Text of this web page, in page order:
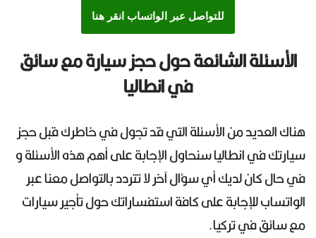
للتواصل عبر الواتساب انقر هنا
الأسئلة الشائعة حول حجز سيارة مع سائق
في انطاليا
هناك العديد من الأسئلة التي قد تجول في خاطرك قبل حجز
سيارتك في انطاليا سنحاول الإجابة على أهم هذه الأسئلة و
في حال كان لديك أي سؤال آخر لا تتردد بالتواصل معنا عبر
الواتساب للإجابة على كافة استفساراتك حول تأجير سيارات
مع سائق في تركيا.